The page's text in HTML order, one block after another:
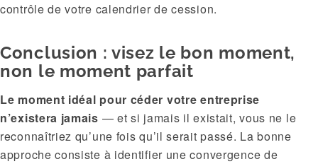
contrôle de votre calendrier de cession.
Conclusion : visez le bon moment,
non le moment parfait
Le moment idéal pour céder votre entreprise
n’existera jamais — et si jamais il existait, vous ne le
reconnaîtriez qu’une fois qu’il serait passé. La bonne
approche consiste à identifier une convergence de